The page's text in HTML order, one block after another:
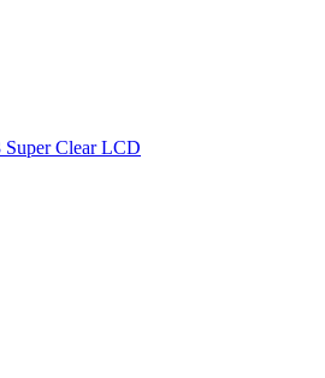
Super Clear LCD